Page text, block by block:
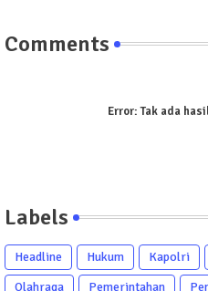
Comments
Error:Tak ada
Labels
Headline Hukum Kapolri
Olahraga
Pemerintahan